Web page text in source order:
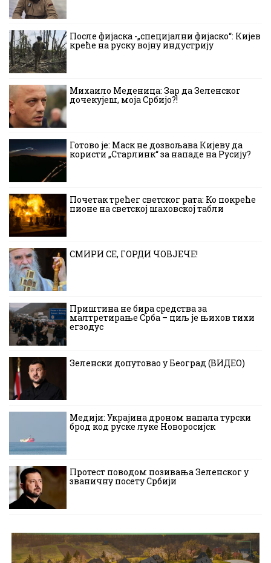
После фијаска -„специјални фијаско“: Кијев
креће на руску војну индустрију
Михаило Меденица: Зар да Зеленског
дочекујеш, моја Србијо?!
Готово је: Маск не дозвољава Кијеву да
користи „Старлинк“ за нападе на Русију?
Почетак трећег светског рата: Ко покреће
пионе на светској шаховској табли
СМИРИ СЕ, ГОРДИ ЧОВЈЕЧЕ!
Приштина не бира средства за
малтретирање Срба – циљ је њихов тихи
егзодус
Зеленски допутовао у Београд (ВИДЕО)
Медији: Украјина дроном напала турски
брод код руске луке Новоросијск
Протест поводом позивања Зеленског у
званичну посету Србији